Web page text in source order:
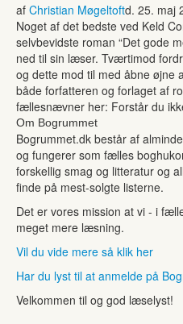
af Christian Møgeltoftd. 25. maj
Noget af det bedste ved Keld
selvbevidste roman “Det gode
ned til sin læser. Tværtimod
og dette mod til med åbne øjne
både forfatteren og forlaget af
fællesnævner her: Forstår du
Om Bogrummet
Bogrummet.dk består af
og fungerer som fælles
forskellig smag og litteratur og
finde på mest-solgte listerne.
Det er vores mission at vi - i
meget mere læsning.
Vil du vide mere så klik her
Har du lyst til at anmelde på
Velkommen til og god læselyst!